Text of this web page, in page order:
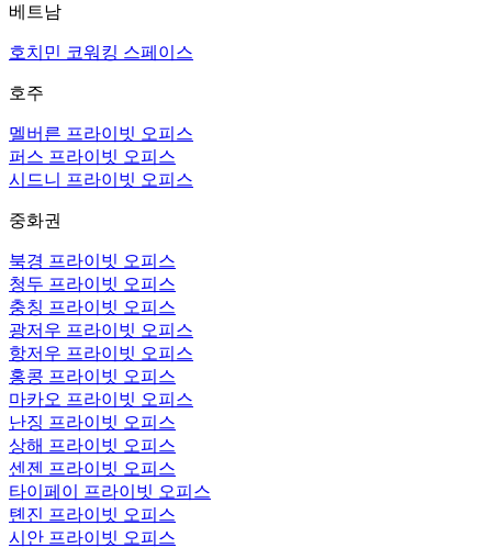
베트남
호치민 코워킹 스페이스
호주
멜버른 프라이빗 오피스
퍼스 프라이빗 오피스
시드니 프라이빗 오피스
중화권
북경 프라이빗 오피스
청두 프라이빗 오피스
충칭 프라이빗 오피스
광저우 프라이빗 오피스
항저우 프라이빗 오피스
홍콩 프라이빗 오피스
마카오 프라이빗 오피스
난징 프라이빗 오피스
상해 프라이빗 오피스
센젠 프라이빗 오피스
타이페이 프라이빗 오피스
톈진 프라이빗 오피스
시안 프라이빗 오피스